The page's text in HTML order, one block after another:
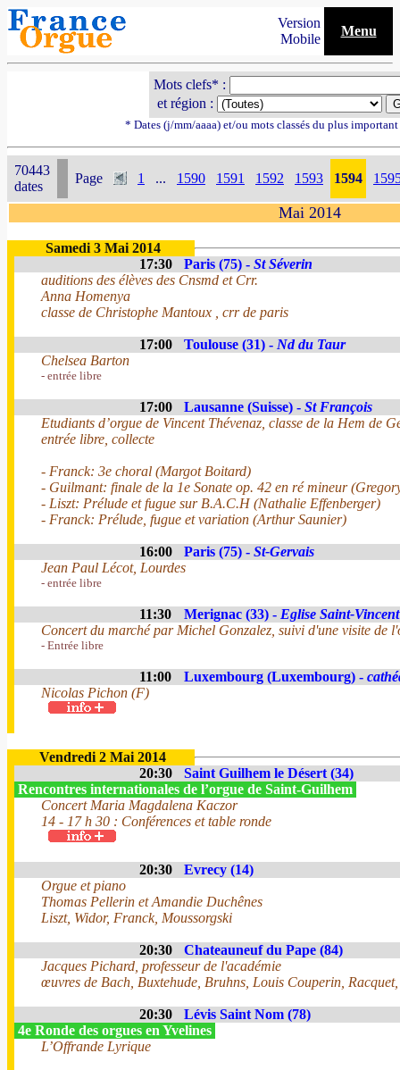
Version
Mobile
Menu
Mots clefs* :
et région :
* Dates (j/mm/aaaa) et/ou mots classés du plus
70443
dates
Page 1 ... 1590 1591 1592 1593 1594
Mai 2014
Samedi 3 Mai 2014
17:30
Paris (75) - St Séverin
auditions des élèves des Cnsmd et Crr.
Anna Homenya
classe de Christophe Mantoux , crr de paris
17:00 Toulouse (31) - Nd du Taur
Chelsea Barton
- entrée libre
17:00 Lausanne (Suisse) - St François
Etudiants d’orgue de Vincent Thévenaz, classe de la Hem de
entrée libre, collecte
- Franck: 3e choral (Margot Boitard)
- Guilmant: finale de la 1e Sonate op. 42 en ré mineur
- Liszt: Prélude et fugue sur B.A.C.H (Nathalie Effenberger)
- Franck: Prélude, fugue et variation (Arthur Saunier)
16:00 Paris (75) - St-Gervais
Jean Paul Lécot, Lourdes
- entrée libre
11:30 Merignac (33) - Eglise Saint-Vincent
Concert du marché par Michel Gonzalez, suivi d'une visite de
- Entrée libre
11:00 Luxembourg (Luxembourg) -
Nicolas Pichon (F)
Vendredi 2 Mai 2014
20:30
Saint Guilhem le Désert (34)
Rencontres internationales de l’orgue de Saint-Guilhem
Concert Maria Magdalena Kaczor
14 - 17 h 30 : Conférences et table ronde
20:30
Evrecy (14)
Orgue et piano
Thomas Pellerin et Amandie Duchênes
Liszt, Widor, Franck, Moussorgski
20:30
Chateauneuf du Pape (84)
Jacques Pichard, professeur de l'académie
œuvres de Bach, Buxtehude, Bruhns, Louis Couperin,
20:30
Lévis Saint Nom (78)
4e Ronde des orgues en Yvelines
L’Offrande Lyrique